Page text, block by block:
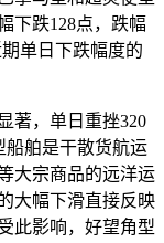
下跌128点，跌幅
单日下跌幅度的
著，单日重挫320
船舶是干散货航运
大宗商品的远洋运
大幅下滑直接反映
此影响，好望角型